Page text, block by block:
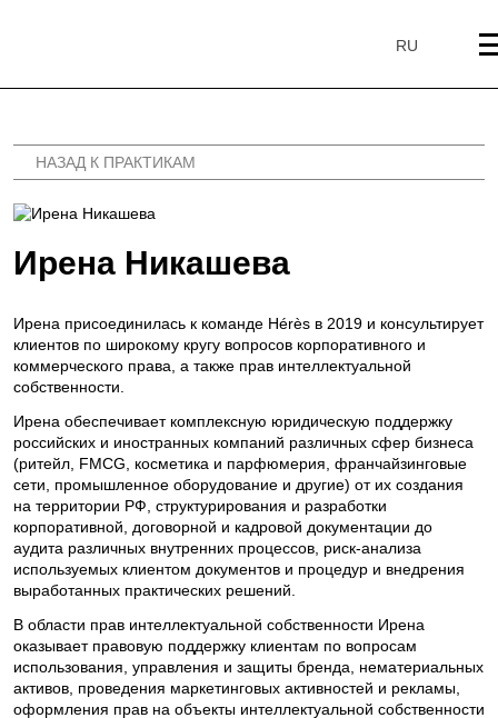
RU
НАЗАД К ПРАКТИКАМ
Ирена Никашева
Ирена присоединилась к команде Hérès в 2019 и консультирует
клиентов по широкому кругу вопросов корпоративного и
коммерческого права, а также прав интеллектуальной
собственности.
Ирена обеспечивает комплексную юридическую поддержку
российских и иностранных компаний различных сфер бизнеса
(ритейл, FMCG, косметика и парфюмерия, франчайзинговые
сети, промышленное оборудование и другие) от их создания
на территории РФ, структурирования и разработки
корпоративной, договорной и кадровой документации до
аудита различных внутренних процессов, риск-анализа
используемых клиентом документов и процедур и внедрения
выработанных практических решений.
В области прав интеллектуальной собственности Ирена
оказывает правовую поддержку клиентам по вопросам
использования, управления и защиты бренда, нематериальных
активов, проведения маркетинговых активностей и рекламы,
оформления прав на объекты интеллектуальной собственности